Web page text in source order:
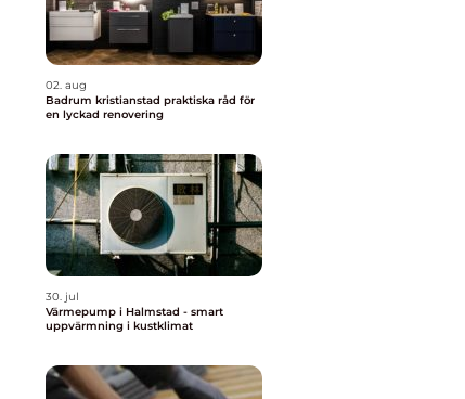
02. aug
Badrum kristianstad praktiska råd för
en lyckad renovering
30. jul
Värmepump i Halmstad - smart
uppvärmning i kustklimat